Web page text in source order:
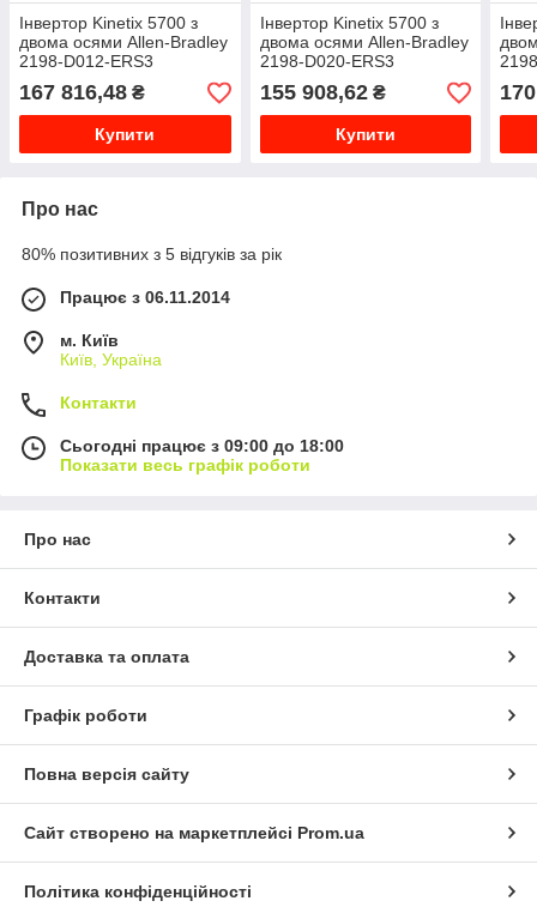
Інвертор Kinetix 5700 з
двома осями Allen-Bradley
2198-D012-ERS3
167 816,48 ₴
Купити
Інвертор Kinetix 5700 з
двома осями Allen-Bradley
2198-D020-ERS3
155 908,62₴
Купити
Про нас
80% позитивних з 5 відгуків за рік
Працює з 06.11.2014
м. Київ
Київ, Україна
Контакти
Сьогодні працює з 09:00 до 18:00
Показати весь графік роботи
Про нас
Контакти
Доставка та оплата
Графік роботи
Повна версія сайту
Сайт створено на маркетплейсі Prom.ua
Політика конфіденційності